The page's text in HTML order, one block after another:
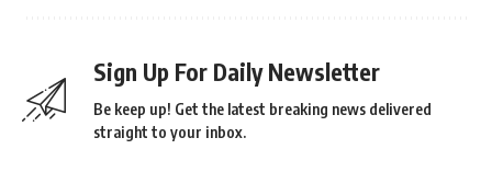
Sign Up For Daily Newsletter
Be keep up! Get the latest breaking news delivered
straight to your inbox.